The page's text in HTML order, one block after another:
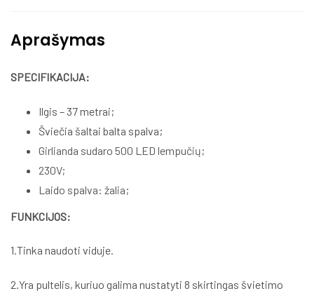
Aprašymas
SPECIFIKACIJA:
Ilgis – 37 metrai;
Šviečia šaltai balta spalva;
Girlianda sudaro 500 LED lempučių;
230V;
Laido spalva: žalia;
FUNKCIJOS:
1.Tinka naudoti viduje.
2.Yra pultelis, kuriuo galima nustatyti 8 skirtingas švietimo